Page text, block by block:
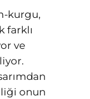
kurgu,
farklı
ve
onun